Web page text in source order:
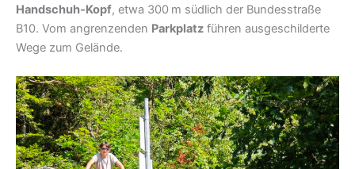
Handschuh‑Kopf, etwa 300 m südlich der Bundesstraße
B10. Vom angrenzenden Parkplatz führen ausgeschilderte
Wege zum Gelände.